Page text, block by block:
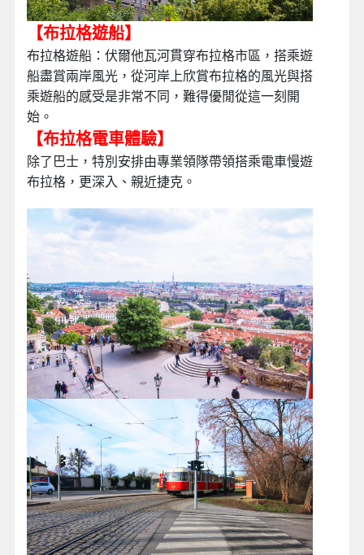
【布拉格遊船】
布拉格遊船：伏爾他瓦河貫穿布拉格市區，搭乘遊
船盡賞兩岸風光，從河岸上欣賞布拉格的風光與搭
乘遊船的感受是非常不同，難得優閒從這一刻開
始。
【布拉格電車體驗】
除了巴士，特別安排由專業領隊帶領搭乘電車慢遊
布拉格，更深入、親近捷克。